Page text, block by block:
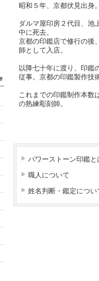
昭和５年、京都伏見出身。
ダルマ屋印房２代目、池
中に死去。
京都の印鑑店で修行の後
師として入店。
以降七十年に渡り、印鑑
従事。京都の印鑑製作技
これまでの印鑑制作本数
の熟練彫刻師。
パワーストーン印鑑と
職人について
姓名判断・鑑定につい